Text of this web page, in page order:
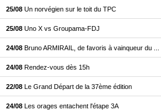
25/08 Un norvégien sur le toit du TPC
25/08 Uno X vs Groupama-FDJ
24/08 Bruno ARMIRAIL, de favoris à vainqueur du ...
24/08 Rendez-vous dès 15h
22/08 Le Grand Départ de la 37ème édition
24/08 Les orages entachent l'étape 3A